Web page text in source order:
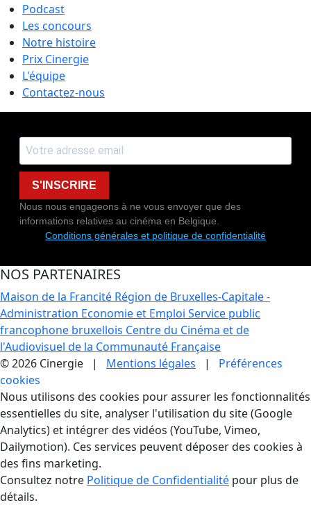
Podcast
Les concours
Notre histoire
Prix Cinergie
L'équipe
Contactez-nous
S'INSCRIRE
Nous nous engageons à ne vous envoyer que des
informations relatives au cinéma en Belgique.
Conditions générales et politique de confidentialité
NOS PARTENAIRES
Maison de la Francité Région de Bruxelles-Capitale -
Administration Economie et Emploi Service public
francophone bruxellois Centre du Cinéma et de
l'Audiovisuel de la Communauté Française
© 2026 Cinergie | Mentions légales | Préférences
cookies
Gestion des Cookies
Nous utilisons des cookies pour assurer les fonctionnalités
essentielles du site, analyser l'utilisation du site (Google
Analytics) et intégrer des vidéos (YouTube, Vimeo,
Dailymotion). Ces services peuvent déposer des cookies à
des fins marketing.
Consultez notre Politique de Confidentialité pour plus de
détails.